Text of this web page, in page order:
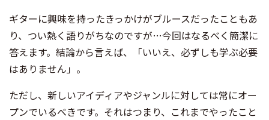
ギターに興味を持ったきっかけがブルースだったこともあ
り、つい熱く語りがちなのですが…今回はなるべく簡潔に
答えます。結論から言えば、「いいえ、必ずしも学ぶ必要
はありません」。
ただし、新しいアイディアやジャンルに対しては常にオー
プンでいるべきです。それはつまり、これまでやったこと